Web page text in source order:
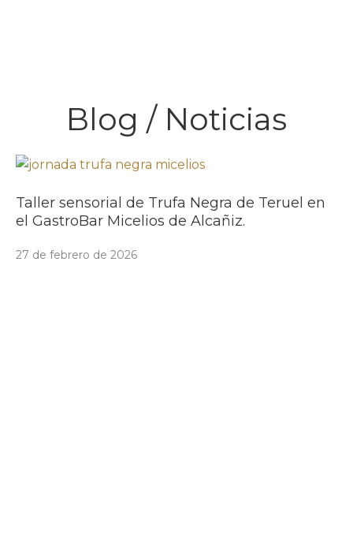
Blog / Noticias
Taller sensorial de Trufa Negra de Teruel en
el GastroBar Micelios de Alcañiz.
27 de febrero de 2026